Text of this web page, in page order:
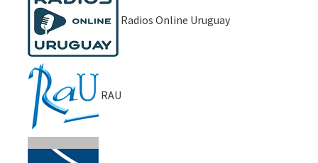
Radios Online Uruguay
RAU